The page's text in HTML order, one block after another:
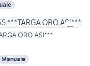
ORO ASI***
Manuale